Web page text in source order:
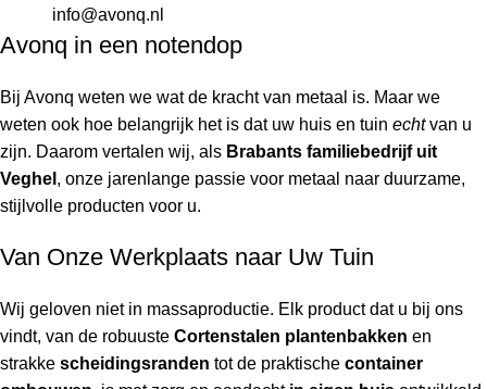
info@avonq.nl
Avonq in een notendop
Bij Avonq weten we wat de kracht van metaal is. Maar we
weten ook hoe belangrijk het is dat uw huis en tuin echtvan u
zijn. Daarom vertalen wij, als Brabants familiebedrijf uit
Veghel , onze jarenlange passie voor metaal naar duurzame,
stijlvolle producten voor u.
Van Onze Werkplaats naar Uw Tuin
Wij geloven niet in massaproductie. Elk product dat u bij ons
vindt, van de robuuste Cortenstalen plantenbakken en
strakke scheidingsranden tot de praktische container